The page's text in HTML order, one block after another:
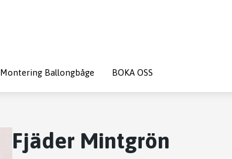
Montering Ballongbåge BOKA OSS
Fjäder Mintgrön